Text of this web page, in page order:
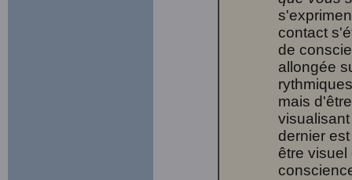
contact
de
allongée
mais
dernier
être